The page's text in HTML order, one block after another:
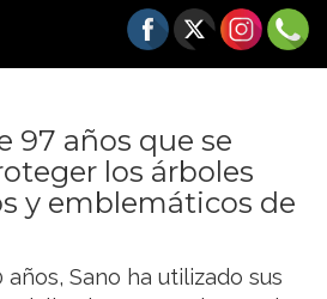
97 años que se
los árboles
y emblemáticos de
Sano ha utilizado sus